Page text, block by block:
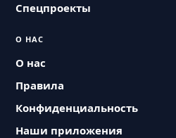
Спецпроекты
О НАС
О нас
Правила
Конфиденциальность
Наши приложения